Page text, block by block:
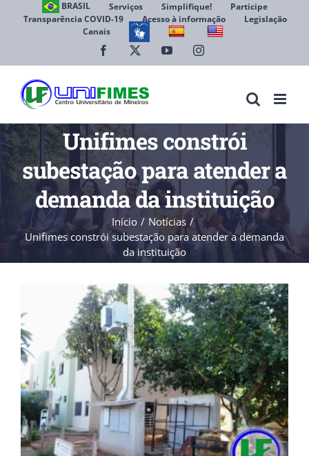
BRASIL Serviços Simplifique!
Participe
Transparência COVID-19
Acesso à informação
Legislação
Canais
Facebook YouTubeInstagram
Unifimes constrói
subestação para atender a
demanda da instituição
Início
Notícias
Unifimes constrói subestação para atender a demanda
da instituição
Image